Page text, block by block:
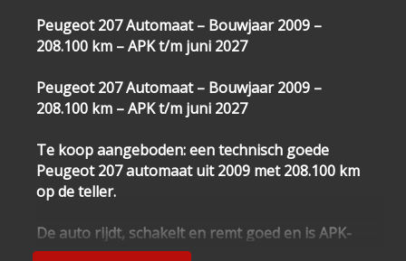
Peugeot 207 Automaat – Bouwjaar 2009 –
208.100 km – APK t/m juni 2027
Peugeot 207 Automaat – Bouwjaar 2009 –
208.100 km – APK t/m juni 2027
Te koop aangeboden: een technisch goede
Peugeot 207 automaat uit 2009 met 208.100 km
op de teller.
De auto rijdt, schakelt en remt goed en is APK-
goedgekeurd tot juni 2027. De distributieriem is